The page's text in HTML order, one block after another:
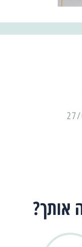
אותך?